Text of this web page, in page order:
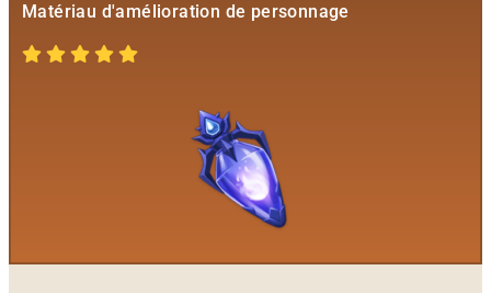
Matériau d'amélioration de personnage